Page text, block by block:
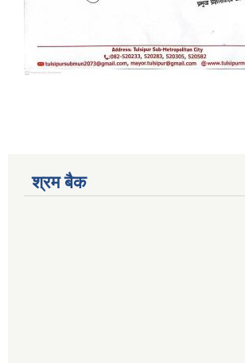
श्रम बैक